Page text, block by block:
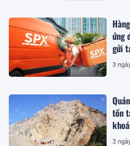
ứng
gửi
3
tồn
đồng
3